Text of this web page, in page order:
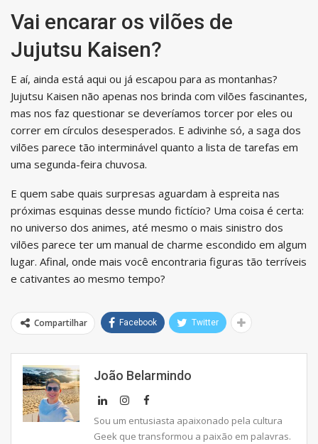
Vai encarar os vilões de
Jujutsu Kaisen?
E aí, ainda está aqui ou já escapou para as montanhas?
Jujutsu Kaisen não apenas nos brinda com vilões fascinantes,
mas nos faz questionar se deveríamos torcer por eles ou
correr em círculos desesperados. E adivinhe só, a saga dos
vilões parece tão interminável quanto a lista de tarefas em
uma segunda-feira chuvosa.
E quem sabe quais surpresas aguardam à espreita nas
próximas esquinas desse mundo fictício? Uma coisa é certa:
no universo dos animes, até mesmo o mais sinistro dos
vilões parece ter um manual de charme escondido em algum
lugar. Afinal, onde mais você encontraria figuras tão terríveis
e cativantes ao mesmo tempo?
Compartilhar Facebook Twitter
João Belarmindo
Sou um entusiasta apaixonado pela cultura
Geek que transformou a paixão em palavras.